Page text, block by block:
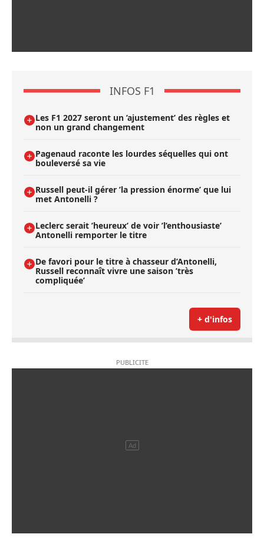
INFOS F1
Les F1 2027 seront un ’ajustement’ des règles et
non un grand changement
Pagenaud raconte les lourdes séquelles qui ont
bouleversé sa vie
Russell peut-il gérer ’la pression énorme’ que lui
met Antonelli ?
Leclerc serait ’heureux’ de voir ’l’enthousiaste’
Antonelli remporter le titre
De favori pour le titre à chasseur d’Antonelli,
Russell reconnaît vivre une saison ’très
compliquée’
+ d'infos